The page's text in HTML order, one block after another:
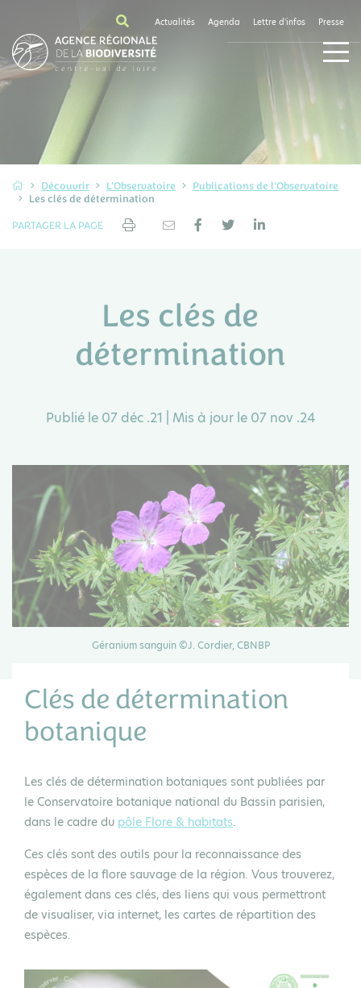
Actualités Agenda Lettre d'infos Presse
Découvrir L'Observatoire
Publications de l'Observatoire
Les clés de détermination
PARTAGER LA PAGE
Les clés de
détermination
Publié le 07 déc .21 | Mis à jour le 07 nov .24
Géranium sanguin ©J. Cordier, CBNBP
Clés de détermination
botanique
Les clés de détermination botaniques sont publiées par
le Conservatoire botanique national du Bassin parisien,
dans le cadre du pôle Flore & habitats.
Ces clés sont des outils pour la reconnaissance des
espèces de la flore sauvage de la région. Vous trouverez,
également dans ces clés, des liens qui vous permettront
de visualiser, via internet, les cartes de répartition des
espèces.